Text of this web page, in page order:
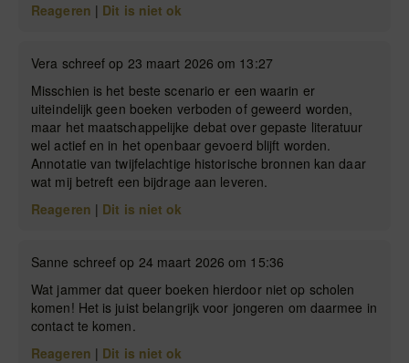
Reageren | Dit is niet ok
Vera schreef op 23 maart 2026 om 13:27
Misschien is het beste scenario er een waarin er
uiteindelijk geen boeken verboden of geweerd worden,
maar het maatschappelijke debat over gepaste literatuur
wel actief en in het openbaar gevoerd blijft worden.
Annotatie van twijfelachtige historische bronnen kan daar
wat mij betreft een bijdrage aan leveren.
Reageren | Dit is niet ok
Sanne schreef op 24 maart 2026 om 15:36
Wat jammer dat queer boeken hierdoor niet op scholen
komen! Het is juist belangrijk voor jongeren om daarmee in
contact te komen.
Reageren | Dit is niet ok